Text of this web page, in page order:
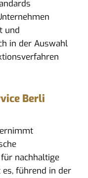
und
in der Auswahl
Berli
nachhaltige
es, führend in der